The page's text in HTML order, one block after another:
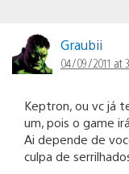
Graubii
04/09/2011 at
Keptron, ou vc já
um, pois o game
Ai depende de
culpa de